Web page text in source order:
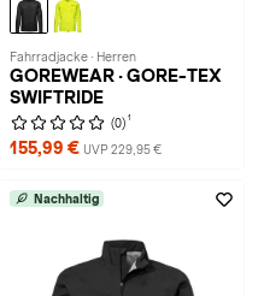
Fahrradjacke · Herren
GOREWEAR · GORE-TEX
SWIFTRIDE
(0) 1
155,99 € UVP 229,95 €
Nachhaltig